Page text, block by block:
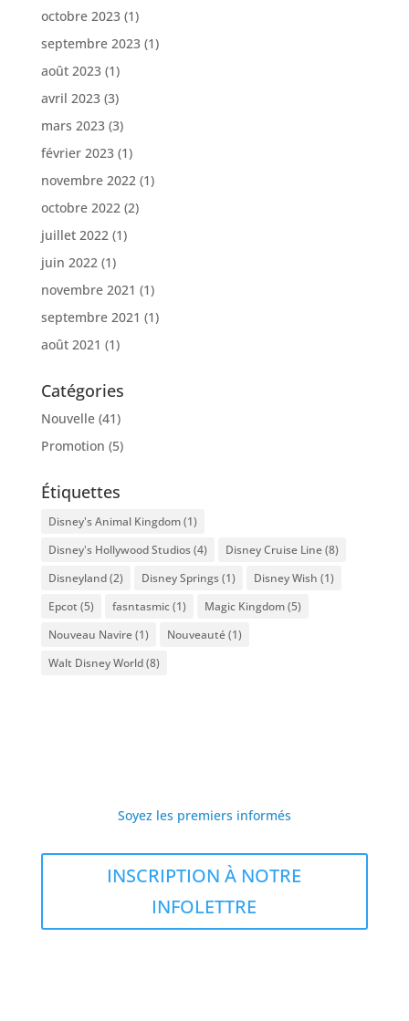
octobre 2023(1)
septembre 2023(1)
août 2023(1)
avril 2023(3)
mars 2023(3)
février 2023(1)
novembre 2022(1)
octobre 2022(2)
juillet 2022(1)
juin 2022(1)
novembre 2021 (1)
septembre 2021 (1)
août 2021 (1)
Catégories
Nouvelle(41)
Promotion (5)
Étiquettes
Disney's Animal Kingdom(1)
Disney's Hollywood Studios(4) Disney Cruise Line(8)
Disneyland(2) Disney Springs(1) Disney Wish (1)
Epcot (5) fasntasmic(1) Magic Kingdom(5)
Nouveau Navire(1) Nouveauté(1)
Walt Disney World(8)
Soyez les premiers informés
INSCRIPTION À NOTRE
INFOLETTRE